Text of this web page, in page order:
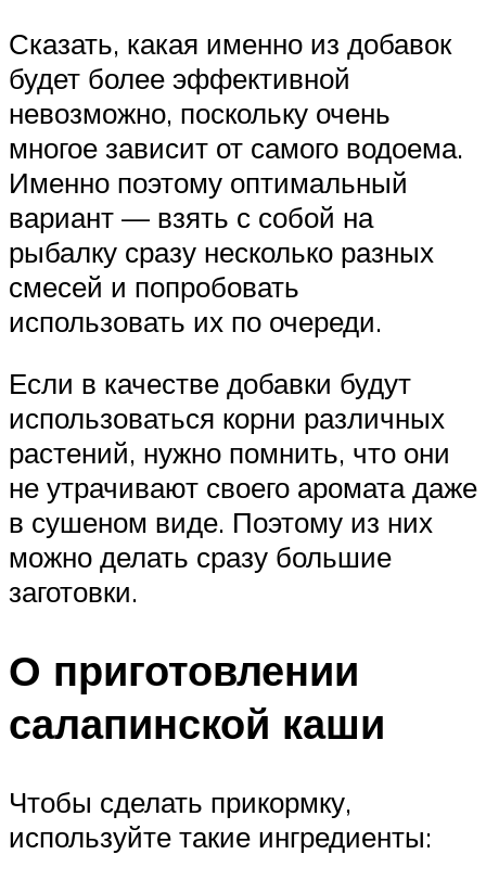
Сказать, какая именно из добавок
будет более эффективной
невозможно, поскольку очень
многое зависит от самого водоема.
Именно поэтому оптимальный
вариант — взять с собой на
рыбалку сразу несколько разных
смесей и попробовать
использовать их по очереди.
Если в качестве добавки будут
использоваться корни различных
растений, нужно помнить, что они
не утрачивают своего аромата даже
в сушеном виде. Поэтому из них
можно делать сразу большие
заготовки.
О приготовлении
салапинской каши
Чтобы сделать прикормку,
используйте такие ингредиенты: